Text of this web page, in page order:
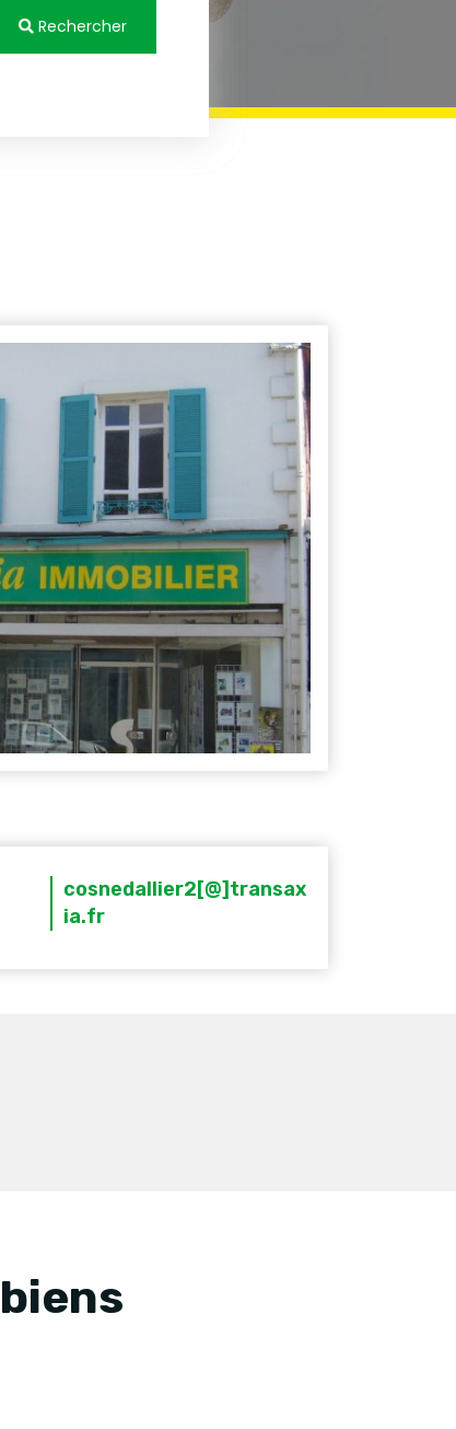
Rechercher
cosnedallier2[@]transax
ia.fr